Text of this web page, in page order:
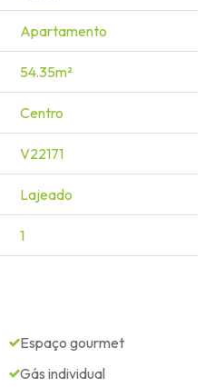
Apartamento
54.35m²
Centro
V22171
Lajeado
1
Espaço gourmet
Gás individual